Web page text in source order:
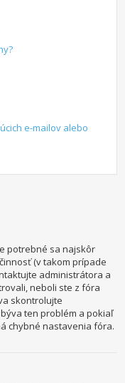
e-mailov alebo
potrebné sa najskôr
(v takom prípade
administrátora a
neboli ste z fóra
skontrolujte
ten problém a pokiaľ
chybné nastavenia fóra.